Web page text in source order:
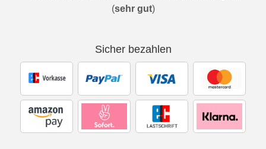
(sehr gut)
Sicher bezahlen